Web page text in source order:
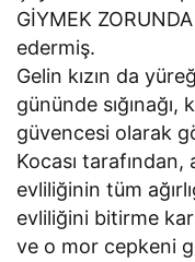
GİYMEK
edermiş.
Gelin kızın da
gününde
güvencesi olarak
Kocası
evliliğinin tüm
evliliğini bitirme
ve o mor cepkeni